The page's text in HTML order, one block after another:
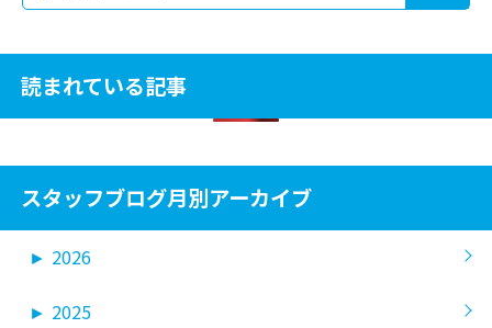
読まれている記事
スタッフブログ月別アーカイブ
► 2026
► 2025